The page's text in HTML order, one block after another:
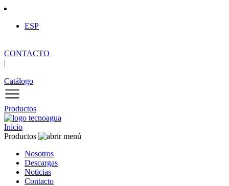
ESP
CONTACTO
|
Catálogo
Productos
Inicio
Productos
Nosotros
Descargas
Noticias
Contacto